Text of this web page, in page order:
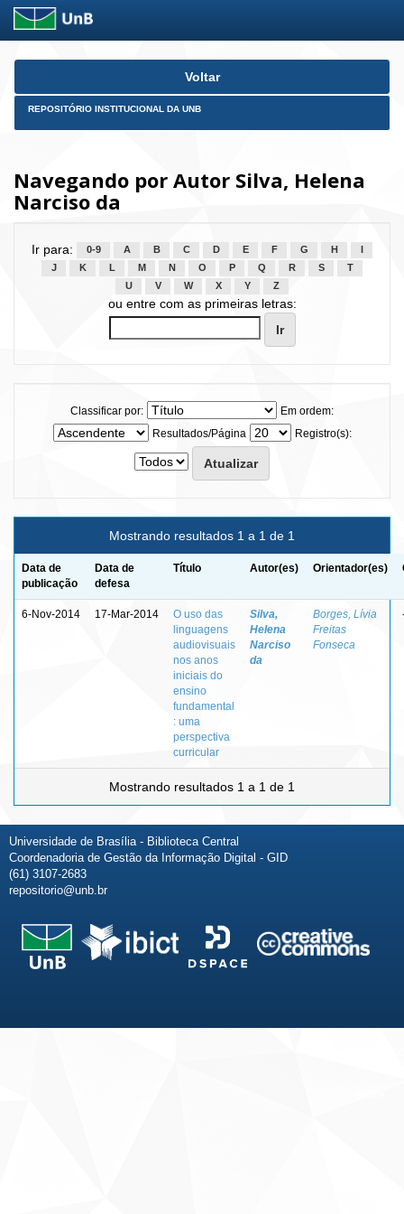
Skip
Voltar
REPOSITÓRIO INSTITUCIONAL DA UNB
Navegando por Autor Silva, Helena
Narciso da
Ir para: 0-9 A B C D E F G H
J
K L M N O P Q R S
T
U
V W X Y Z
ou entre com as primeiras letras:
Classificar por:
Em ordem:
Resultados/Página
Registro(s):
Mostrando resultados 1 a 1 de 1
Data de
publicação
Data de
defesa
Título Autor(es) Orientador(es)
6-Nov-2014 17-Mar-2014
O uso das
linguagens
audiovisuais
nos anos
iniciais do
ensino
fundamental
: uma
perspectiva
curricular
Silva,
Helena
Narciso
da
Borges, Lívia
Freitas
Fonseca
Mostrando resultados 1 a 1 de 1
Universidade de Brasília - Biblioteca Central
Coordenadoria de Gestão da Informação Digital - GID
(61) 3107-2683
repositorio@unb.br